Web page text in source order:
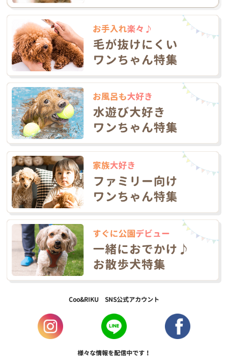
Coo&RIKU SNS公式アカウント
様々な情報を配信中です！